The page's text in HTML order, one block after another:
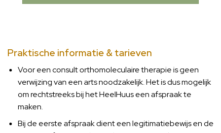
Praktische informatie & tarieven
Voor een consult orthomoleculaire therapie is geen
verwijzing van een arts noodzakelijk. Het is dus mogelijk
om rechtstreeks bij het HeelHuus een afspraak te
maken.
Bij de eerste afspraak dient een legitimatiebewijs en de